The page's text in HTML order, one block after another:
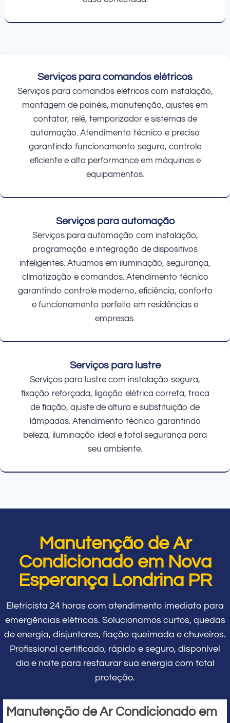
Serviços para comandos elétricos
Serviços para comandos elétricos com instalação,
montagem de painéis, manutenção, ajustes em
contator, relé, temporizador e sistemas de
automação. Atendimento técnico e preciso
garantindo funcionamento seguro, controle
eficiente e alta performance em máquinas e
equipamentos.
Serviços para automação
Serviços para automação com instalação,
programação e integração de dispositivos
inteligentes. Atuamos em iluminação, segurança,
climatização e comandos. Atendimento técnico
garantindo controle moderno, eficiência, conforto
e funcionamento perfeito em residências e
empresas.
Serviços para lustre
Serviços para lustre com instalação segura,
fixação reforçada, ligação elétrica correta, troca
de fiação, ajuste de altura e substituição de
lâmpadas. Atendimento técnico garantindo
beleza, iluminação ideal e total segurança para
seu ambiente.
Manutenção de Ar
Condicionado em Nova
Esperança Londrina PR
Eletricista 24 horas com atendimento imediato para
emergências elétricas. Solucionamos curtos, quedas
de energia, disjuntores, fiação queimada e chuveiros.
Profissional certificado, rápido e seguro, disponível
dia e noite para restaurar sua energia com total
proteção.
Manutenção de Ar Condicionado em